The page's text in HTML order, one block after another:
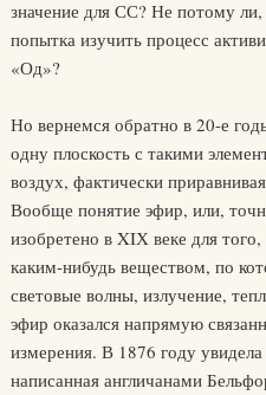
значение для СС? Не потому
попытка изучить процесс
«Од»?
Но вернемся обратно в 20-е
одну плоскость с такими
воздух, фактически
Вообще понятие эфир, или,
изобретено в XIХ веке для
каким-нибудь веществом, по
световые волны, излучение,
эфир оказался напрямую
измерения. В 1876 году
написанная англичанами